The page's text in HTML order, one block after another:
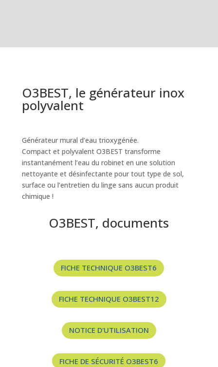
O3BEST, le générateur inox
polyvalent
Générateur mural d’eau trioxygénée.
Compact et polyvalent O3BEST transforme
instantanément l’eau du robinet en une solution
nettoyante et désinfectante pour tout type de sol,
surface ou l’entretien du linge sans aucun produit
chimique !
O3BEST, documents
FICHE TECHNIQUE O3BEST6
FICHE TECHNIQUE O3BEST12
NOTICE D'UTILISATION
FICHE DE SÉCURITÉ O3BEST6